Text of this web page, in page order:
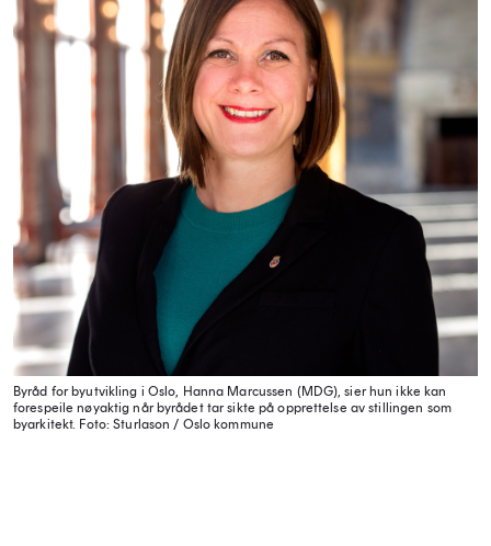
Byråd for byutvikling i Oslo, Hanna Marcussen (MDG), sier hun ikke kan
forespeile nøyaktig når byrådet tar sikte på opprettelse av stillingen som
byarkitekt. Foto: Sturlason / Oslo kommune